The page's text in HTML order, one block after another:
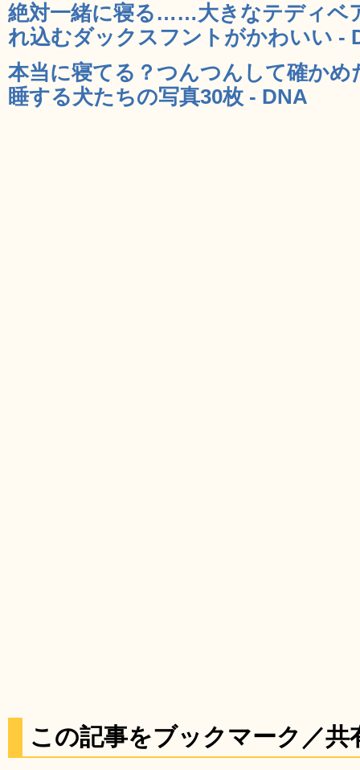
絶対一緒に寝る……大きなテディベ
れ込むダックスフントがかわいい -
本当に寝てる？つんつんして確か
睡する犬たちの写真30枚 - DNA
この記事をブックマーク／共